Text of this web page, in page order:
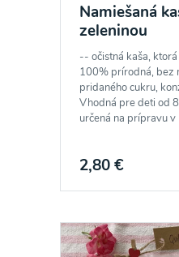
Namiešaná
zeleninou
-- očistná kaša,
100% prírodná, bez
pridaného cukru,
Vhodná pre deti od
určená na prípravu v
2,80 €